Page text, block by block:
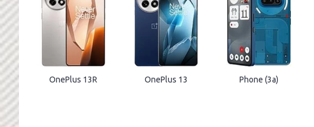
OnePlus 13R OnePlus 13 Phone (3a)